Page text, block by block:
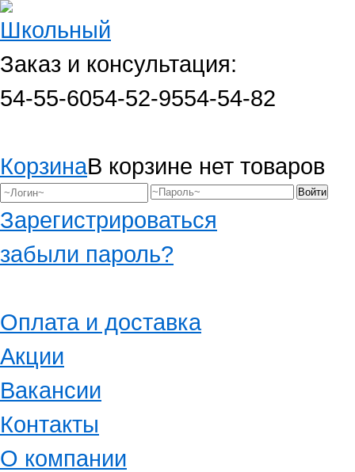
Заказ и консультация:
54-55-6054-52-9554-54-82
КорзинаВ корзине нет товаров
Зарегистрироваться
забыли пароль?
Оплата и доставка
Акции
Вакансии
Контакты
О компании